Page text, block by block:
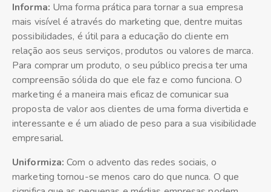
Informa: Uma forma prática para tornar a sua empresa
mais visível é através do marketing que, dentre muitas
possibilidades, é útil para a educação do cliente em
relação aos seus serviços, produtos ou valores de marca.
Para comprar um produto, o seu público precisa ter uma
compreensão sólida do que ele faz e como funciona. O
marketing é a maneira mais eficaz de comunicar sua
proposta de valor aos clientes de uma forma divertida e
interessante e é um aliado de peso para a sua visibilidade
empresarial.
Uniformiza: Com o advento das redes sociais, o
marketing tornou-se menos caro do que nunca. O que